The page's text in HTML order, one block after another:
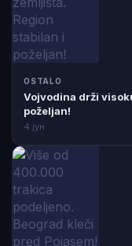
OSTALO
Vojvodina drži
poželjan!
4 јун